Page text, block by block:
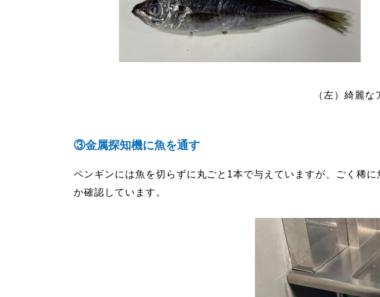
（左）綺麗
③金属探知機に魚を通す
ペンギンには魚を切らずに丸ごと1本で与えていますが、ごく稀
か確認しています。